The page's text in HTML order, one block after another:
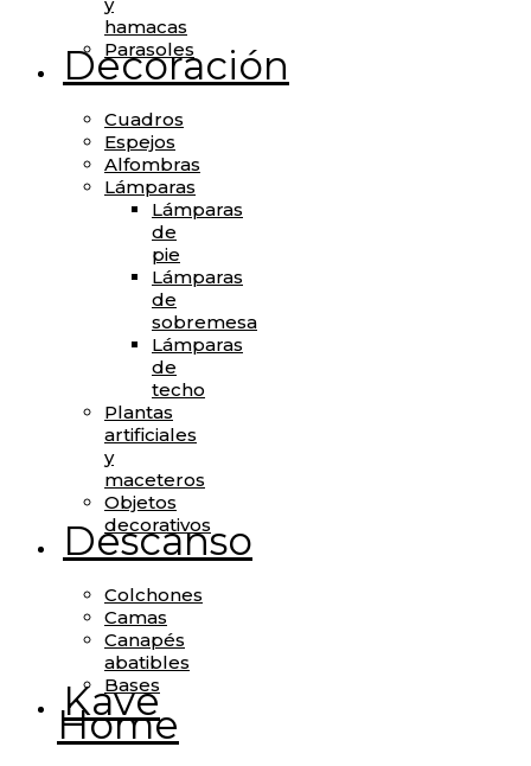
hamacas
Parasoles
Decoración
Cuadros
Espejos
Alfombras
Lámparas
Lámparas
de
pie
Lámparas
de
sobremesa
Lámparas
de
techo
Plantas
artificiales
y
maceteros
Objetos
decorativos
Descanso
Colchones
Camas
Canapés
abatibles
Bases
Kave
Home